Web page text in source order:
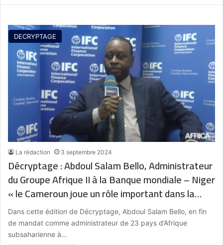
DECRYPTAGE
La rédaction 3 septembre 2024
Décryptage : Abdoul Salam Bello, Administrateur
du Groupe Afrique II à la Banque mondiale – Niger
« le Cameroun joue un rôle important dans la
cohésion, dans l’organisation et le
positionnement des agendas de développement
collectifs africains »
Dans cette édition de Décryptage, Abdoul Salam Bello, en fin
de mandat comme administrateur de 23 pays d’Afrique
subsaharienne à…